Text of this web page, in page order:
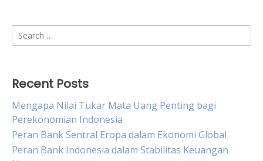
Search
for:
Recent Posts
Mengapa Nilai Tukar Mata Uang Penting bagi
Perekonomian Indonesia
Peran Bank Sentral Eropa dalam Ekonomi Global
Peran Bank Indonesia dalam Stabilitas Keuangan